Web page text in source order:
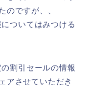
のですが、、
ついてはみつける
割引セールの情報
アさせていただき